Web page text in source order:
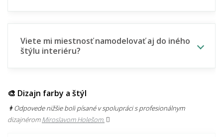
Viete mi miestnosť namodelovať aj do iného
štýlu interiéru?
🎨 Dizajn farby a štýl
👨‍Odpovede nižšie boli písané v spolupráci s profesionálnym
dizajnéromMiroslavom Holešom.